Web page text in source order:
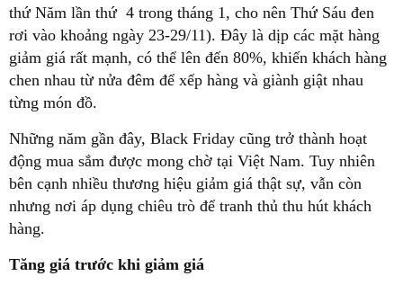
thứ Năm lần thứ 4 trong tháng 1, cho nên Thứ Sáu đen
rơi vào khoảng ngày 23-29/11). Đây là dịp các mặt hàng
giảm giá rất mạnh, có thể lên đến 80%, khiến khách hàng
chen nhau từ nửa đêm để xếp hàng và giành giật nhau
từng món đồ.
Những năm gần đây, Black Friday cũng trở thành hoạt
động mua sắm được mong chờ tại Việt Nam. Tuy nhiên
bên cạnh nhiều thương hiệu giảm giá thật sự, vẫn còn
nhưng nơi áp dụng chiêu trò để tranh thủ thu hút khách
hàng.
Tăng giá trước khi giảm giá